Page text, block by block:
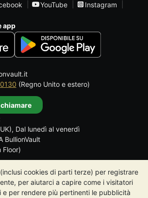
cookies di parti terze) per registrare
per aiutarci a capire come i visitatori
e per rendere più pertinenti le pubblicità
YouTube
Instagram
app
(Regno Unito e estero)
Dal lunedì al venerdì
BullionVault
Floor)